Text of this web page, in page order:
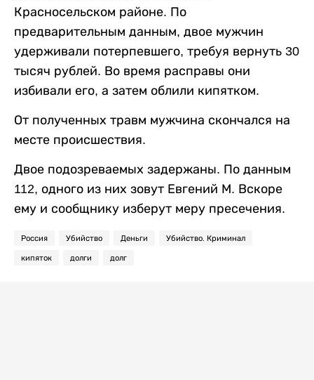
Красносельском районе. По
предварительным данным, двое мужчин
удерживали потерпевшего, требуя вернуть 30
тысяч рублей. Во время расправы они
избивали его, а затем облили кипятком.
От полученных травм мужчина скончался на
месте происшествия.
Двое подозреваемых задержаны. По данным
112, одного из них зовут Евгений М. Вскоре
ему и сообщнику изберут меру пресечения.
Россия Убийство Деньги Убийство. Криминал
кипяток долги долг